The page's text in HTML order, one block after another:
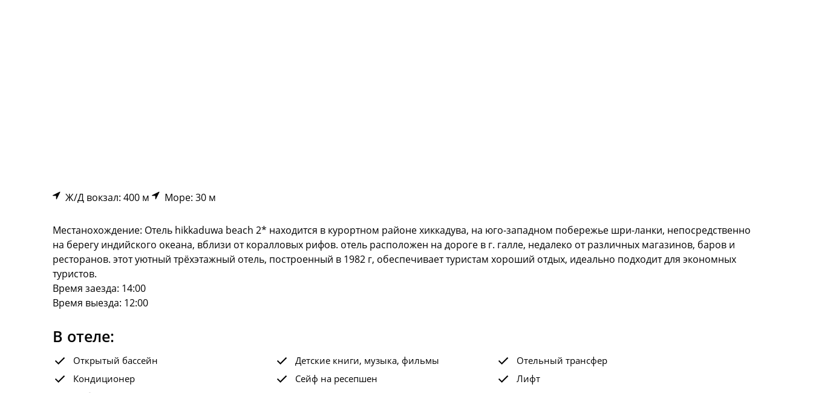
Ж/Д вокзал: 400 м Море: 30 м
Местанохождение: Отель hikkaduwa beach 2* находится в курортном районе хиккадува, на юго-западном побережье шри-ланки, непосредственно
на берегу индийского океана, вблизи от коралловых рифов. отель расположен на дороге в г. галле, недалеко от различных магазинов, баров и
ресторанов. этот уютный трёхэтажный отель, построенный в 1982 г, обеспечивает туристам хороший отдых, идеально подходит для экономных
туристов.
Время заезда: 14:00
Время выезда: 12:00
В отеле:
Открытый бассейн Детские книги, музыка, фильмы
Отельный трансфер
Кондиционер
Сейф на ресепшен
Лифт